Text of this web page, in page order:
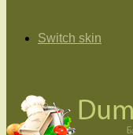
Switch skin